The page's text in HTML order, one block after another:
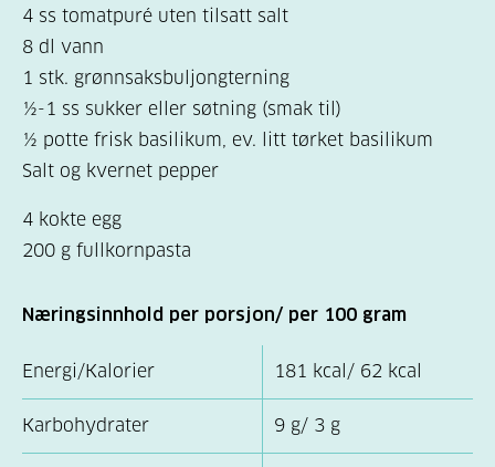
4 ss tomatpuré uten tilsatt salt
8 dl vann
1 stk. grønnsaksbuljongterning
½-1 ss sukker eller søtning (smak til)
½ potte frisk basilikum, ev. litt tørket basilikum
Salt og kvernet pepper
4 kokte egg
200 g fullkornpasta
Næringsinnhold per porsjon/ per 100 gram
Energi/Kalorier 181 kcal/ 62 kcal
Karbohydrater 9 g/ 3 g